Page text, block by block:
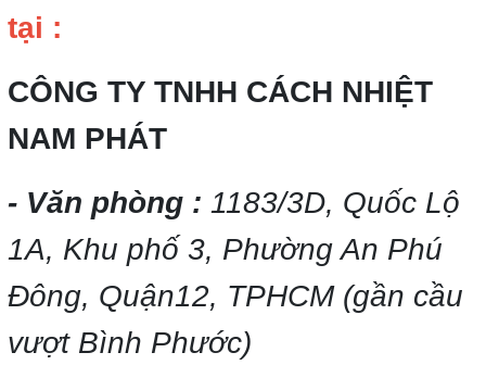
tại :
CÔNG TY TNHH CÁCH NHIỆT
NAM PHÁT
- Văn phòng : 1183/3D, Quốc Lộ
1A, Khu phố 3, Phường An Phú
Đông, Quận12, TPHCM (gần cầu
vượt Bình Phước)